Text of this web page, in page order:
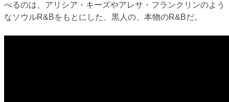
べるのは、アリシア・キーズやアレサ・フランクリンのよう
なソウルR&Bをもとにした、黒人の、本物のR&Bだ。